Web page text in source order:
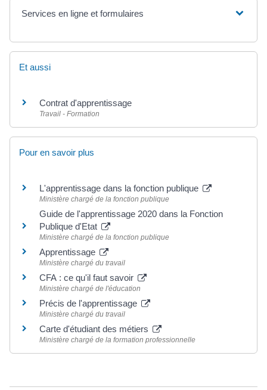
Services en ligne et formulaires
Et aussi
Contrat d'apprentissage
Travail - Formation
Pour en savoir plus
L'apprentissage dans la fonction publique
Ministère chargé de la fonction publique
Guide de l'apprentissage 2020 dans la Fonction
Publique d'Etat
Ministère chargé de la fonction publique
Apprentissage
Ministère chargé du travail
CFA : ce qu'il faut savoir
Ministère chargé de l'éducation
Précis de l'apprentissage
Ministère chargé du travail
Carte d'étudiant des métiers
Ministère chargé de la formation professionnelle